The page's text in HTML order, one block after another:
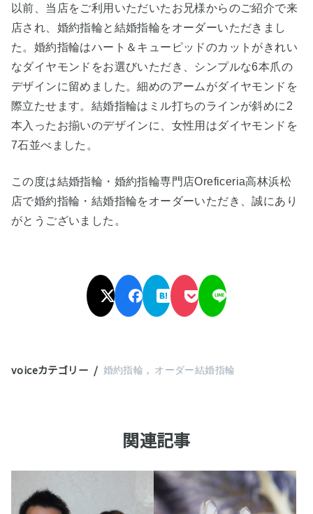
以前、当店をご利用いただいたお兄様からのご紹介で来
店され、婚約指輪と結婚指輪をオーダーいただきまし
た。婚約指輪はハート＆キューピッドのカットがきれい
なダイヤモンドをお選びいただき、シンプルな6本爪の
デザインに留めました。細めのアームがダイヤモンドを
際立たせます。結婚指輪はミル打ちのラインが斜めに2
本入ったお揃いのデザインに、女性用はダイヤモンドを
7石並べました。
この度は結婚指輪・婚約指輪専門店Oreficeria高林浜松
店で婚約指輪・結婚指輪をオーダーいただき
、誠にあり
がとうございました。
voiceカテゴリー 婚約指輪 オーダー結婚指輪
関連記事